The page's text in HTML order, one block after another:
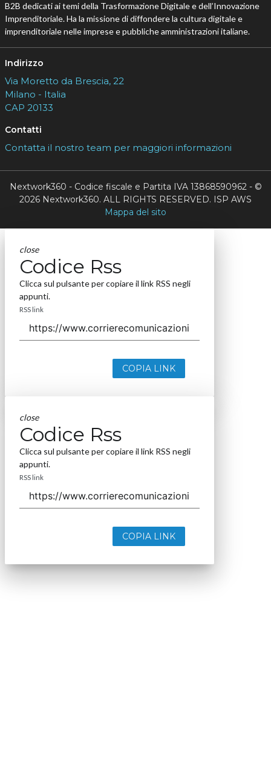
B2B dedicati ai temi della Trasformazione Digitale e dell’Innovazione
Imprenditoriale. Ha la missione di diffondere la cultura digitale e
imprenditoriale nelle imprese e pubbliche amministrazioni italiane.
Indirizzo
Via Moretto da Brescia, 22
Milano - Italia
CAP 20133
Contatti
Contatta il nostro team per maggiori informazioni
Nextwork360 - Codice fiscale e Partita IVA 13868590962 - ©
2026 Nextwork360. ALL RIGHTS RESERVED. ISP AWS
Mappa del sito
close
Codice Rss
Clicca sul pulsante per copiare il link RSS negli
appunti.
RSS link
COPIA LINK
close
Codice Rss
Clicca sul pulsante per copiare il link RSS negli
appunti.
RSS link
COPIA LINK